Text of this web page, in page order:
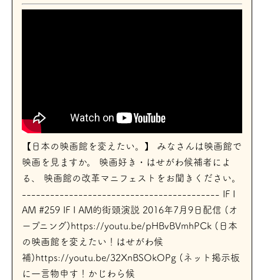
【日本の映画館を変えたい。】 みなさんは映画館で
映画を見ますか。 映画好き・はせがわ候補者によ
る、 映画館の改革マニフェストをお聞きください。
------------------------------------------ IF I
AM #259 IF I AM的街頭演説 2016年7月9日配信 (オ
ープニング)https://youtu.be/pHBvBVmhPCk (日本
の映画館を変えたい！はせがわ候
補)https://youtu.be/32XnBSOkOPg (ネット掲示板
に一言物申す！かじわら候